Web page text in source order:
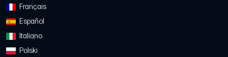
Français
Español
Italiano
Polski